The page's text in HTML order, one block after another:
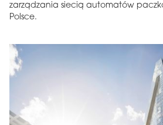
zarządzania siecią automatów
Polsce.